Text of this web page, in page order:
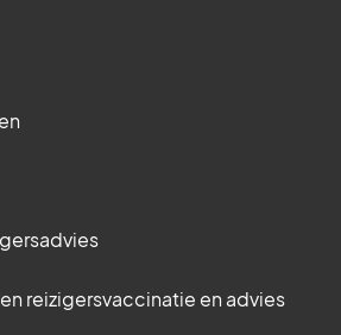
reizigersvaccinatie en advies